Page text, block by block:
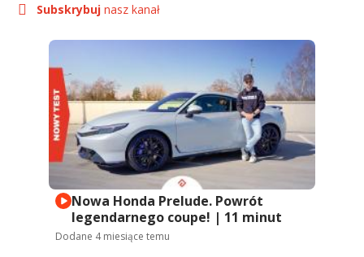
Subskrybuj nasz kanał
Nowa Honda Prelude. Powrót
legendarnego coupe! | 11 minut
Dodane 4 miesiące temu